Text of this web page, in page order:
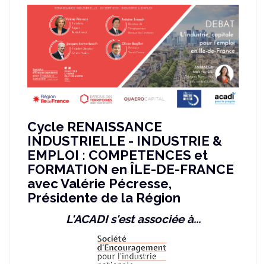
Cycle RENAISSANCE
INDUSTRIELLE - INDUSTRIE &
EMPLOI : COMPETENCES et
FORMATION en ÎLE-DE-FRANCE
avec Valérie Pécresse,
Présidente de la Région
L'ACADI s'est associée à...